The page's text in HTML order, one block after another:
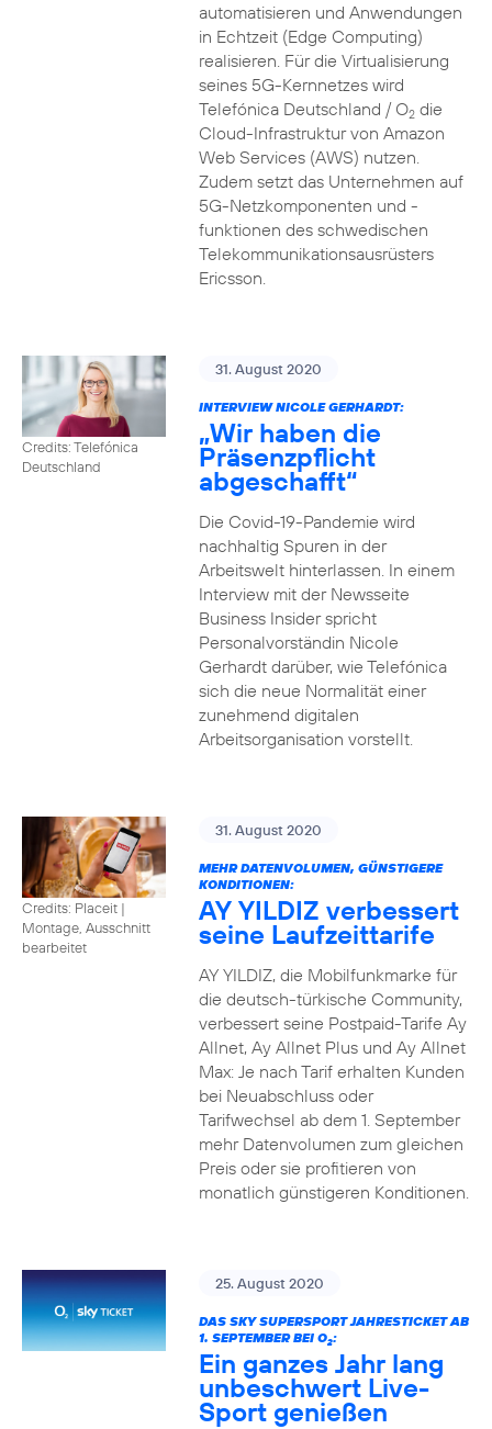
automatisieren und Anwendungen
in Echtzeit (Edge Computing)
realisieren. Für die Virtualisierung
seines 5G-Kernnetzes wird
Telefónica Deutschland / O2die
Cloud-Infrastruktur von Amazon
Web Services (AWS) nutzen.
Zudem setzt das Unternehmen auf
5G-Netzkomponenten und -
funktionen des schwedischen
Telekommunikationsausrüsters
Ericsson.
Credits: Telefónica
Deutschland
31. August 2020
INTERVIEW NICOLE GERHARDT:
„Wir haben die
Präsenzpflicht
abgeschafft“
Die Covid-19-Pandemie wird
nachhaltig Spuren in der
Arbeitswelt hinterlassen. In einem
Interview mit der Newsseite
Business Insider spricht
Personalvorständin Nicole
Gerhardt darüber, wie Telefónica
sich die neue Normalität einer
zunehmend digitalen
Arbeitsorganisation vorstellt.
Credits: Placeit |
Montage, Ausschnitt
bearbeitet
31. August 2020
MEHR DATENVOLUMEN, GÜNSTIGERE
KONDITIONEN:
AY YILDIZ verbessert
seine Laufzeittarife
AY YILDIZ, die Mobilfunkmarke für
die deutsch-türkische Community,
verbessert seine Postpaid-Tarife Ay
Allnet, Ay Allnet Plus und Ay Allnet
Max: Je nach Tarif erhalten Kunden
bei Neuabschluss oder
Tarifwechsel ab dem 1. September
mehr Datenvolumen zum gleichen
Preis oder sie profitieren von
monatlich günstigeren Konditionen.
25. August 2020
DAS SKY SUPERSPORT JAHRESTICKET AB
1. SEPTEMBER BEI O2:
Ein ganzes Jahr lang
unbeschwert Live-
Sport genießen